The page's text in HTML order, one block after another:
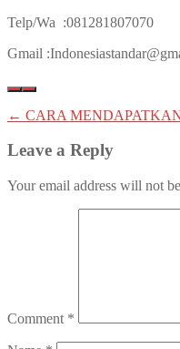
Telp/Wa :081281807070
Gmail
Post
navigation
← CARA
Leave a Reply
Your email address will not
Comment *